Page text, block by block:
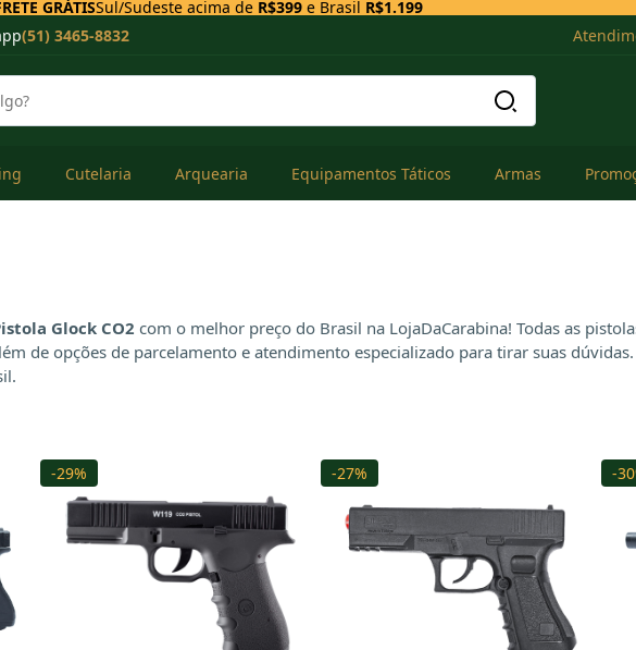
GRÁTISSul/Sudeste acima de R$399e Brasil R$1.199
(51) 3465-8832
Cutelaria Arquearia Equipamentos Táticos Armas
Glock CO2 com o melhor preço do Brasil na LojaDaCarabina! Todas as
de opções de parcelamento e atendimento especializado para tirar suas
-29% -27% -